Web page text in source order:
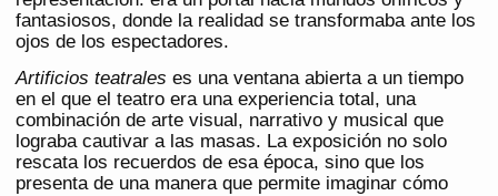
fantasiosos, donde la realidad se transformaba ante los
ojos de los espectadores.
Artificios teatrales es una ventana abierta a un tiempo
en el que el teatro era una experiencia total, una
combinación de arte visual, narrativo y musical que
lograba cautivar a las masas. La exposición no solo
rescata los recuerdos de esa época, sino que los
presenta de una manera que permite imaginar cómo